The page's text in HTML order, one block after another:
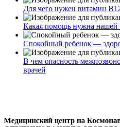
Для чего нужен витамин
Какая помощь нужна нашей
Спокойный ребенок —
В чем опасность
врачей
Медицинский центр на